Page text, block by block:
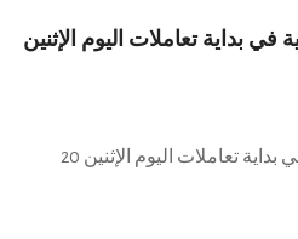
في بداية تعاملات اليوم الإثنين
ارتفاع أسعار الذهب العالمية في بداية تعاملات اليوم الإثنين 20